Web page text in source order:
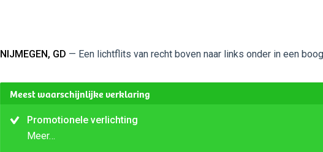
NIJMEGEN, GD — Een lichtflits van recht boven naar links onder in een
Meest waarschijnlijke verklaring
Promotionele verlichting
Meer…